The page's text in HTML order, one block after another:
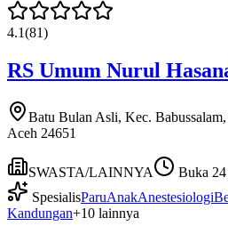
4.1(81)
RS Umum Nurul
Batu Bulan Asli, Kec.
Aceh 24651
SWASTA/LAINNYA
Buka
SpesialisParuAnakAnestesiologi
Kandungan+10 lainnya